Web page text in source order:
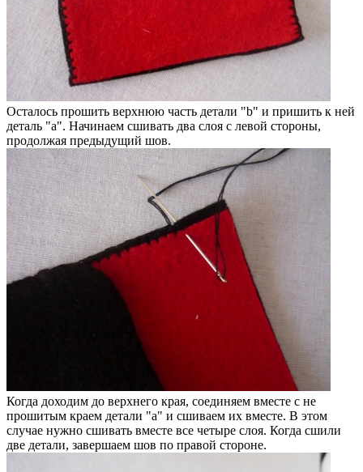
Осталось прошить верхнюю часть детали "b" и пришить к ней
деталь "a". Начинаем сшивать два слоя с левой стороны,
продолжая предыдущий шов.
Когда доходим до верхнего края, соединяем вместе с не
прошитым краем детали "a" и сшиваем их вместе. В этом
случае нужно сшивать вместе все четыре слоя. Когда сшили
две детали, завершаем шов по правой стороне.